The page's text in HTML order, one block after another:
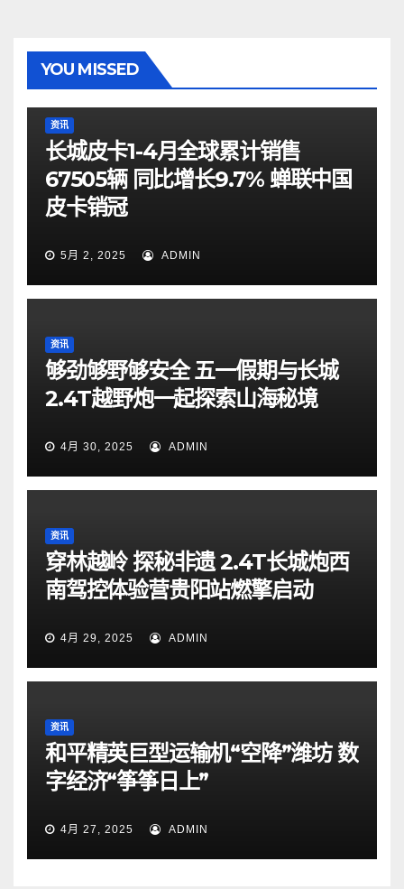
YOU MISSED
资讯
长城皮卡1-4月全球累计销售
67505辆 同比增长9.7% 蝉联中国
皮卡销冠
5月 2, 2025 ADMIN
资讯
够劲够野够安全 五一假期与长城
2.4T越野炮一起探索山海秘境
4月 30, 2025 ADMIN
资讯
穿林越岭 探秘非遗 2.4T长城炮西
南驾控体验营贵阳站燃擎启动
4月 29, 2025 ADMIN
资讯
和平精英巨型运输机“空降”潍坊 数
字经济“筝筝日上”
4月 27, 2025 ADMIN